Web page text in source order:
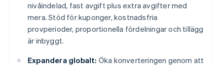
nivåindelad, fast avgift plus extra avgifter med
mera. Stöd för kuponger, kostnadsfria
provperioder, proportionella fördelningar och tillägg
är inbyggt.
Expandera globalt: Öka konverteringen genom att